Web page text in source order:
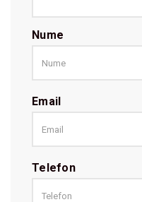
Nume
Email
Telefon